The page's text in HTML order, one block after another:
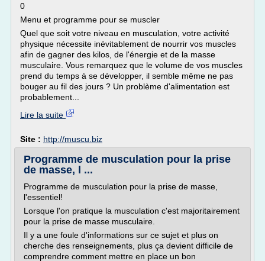
0
Menu et programme pour se muscler
Quel que soit votre niveau en musculation, votre activité
physique nécessite inévitablement de nourrir vos muscles
afin de gagner des kilos, de l'énergie et de la masse
musculaire. Vous remarquez que le volume de vos muscles
prend du temps à se développer, il semble même ne pas
bouger au fil des jours ? Un problème d'alimentation est
probablement...
Lire la suite
Site : http://muscu.biz
Programme de musculation pour la prise
de masse, l ...
Programme de musculation pour la prise de masse,
l'essentiel!
Lorsque l'on pratique la musculation c'est majoritairement
pour la prise de masse musculaire.
Il y a une foule d'informations sur ce sujet et plus on
cherche des renseignements, plus ça devient difficile de
comprendre comment mettre en place un bon